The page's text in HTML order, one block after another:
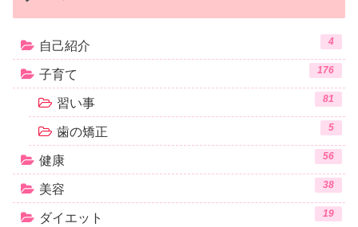
自己紹介 4
子育て 176
習い事 81
歯の矯正 5
健康 56
美容 38
ダイエット 19